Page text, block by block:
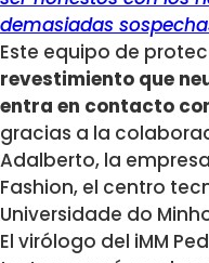
demasiadas
Este equipo de
revestimiento que
entra en contacto
gracias a la
Adalberto, la
Fashion, el centro
Universidade do
El virólogo del iMM